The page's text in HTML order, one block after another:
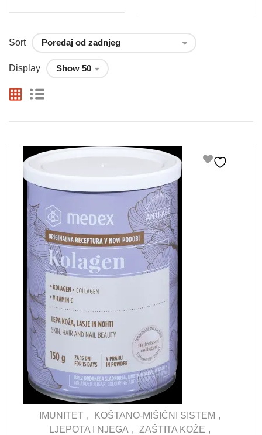
Sort
Display
IMUNITET
KOŠTANO-MIŠIĆNI SISTEM
LJEPOTA I NJEGA
ZAŠTITA KOŽE